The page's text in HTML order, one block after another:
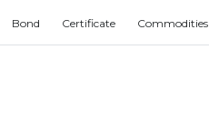
Bond Certificate Commodities